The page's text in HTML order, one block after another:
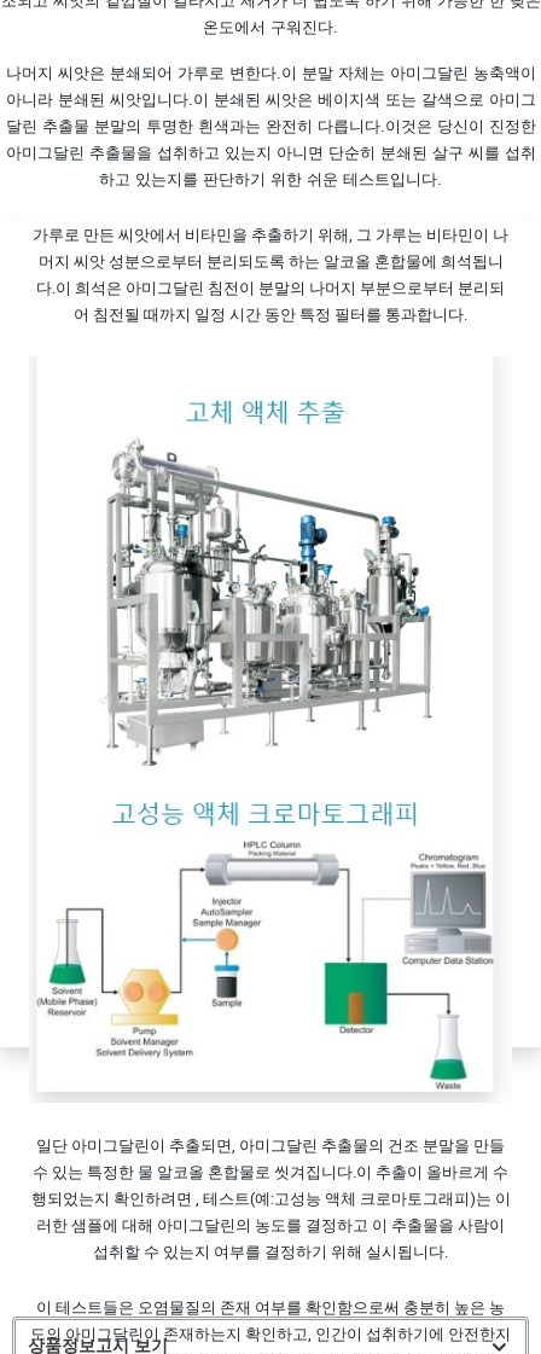
온도에서 구워진다.
나머지 씨앗은 분쇄되어 가루로 변한다. 이 분말 자체는 아미그달린 농축액이
아니라 분쇄된 씨앗입니다. 이 분쇄된 씨앗은 베이지색 또는 갈색으로 아미그
달린 추출물 분말의 투명한 흰색과는 완전히 다릅니다. 이것은 당신이 진정한
아미그달린 추출물을 섭취하고 있는지 아니면 단순히 분쇄된 살구 씨를 섭취
하고 있는지를 판단하기 위한 쉬운 테스트입니다.
가루로 만든 씨앗에서 비타민을 추출하기 위해, 그 가루는 비타민이 나
머지 씨앗 성분으로부터 분리되도록 하는 알코올 혼합물에 희석됩니
다. 이 희석은 아미그달린 침전이 분말의 나머지 부분으로부터 분리되
어 침전될 때까지 일정 시간 동안 특정 필터를 통과합니다.
일단 아미그달린이 추출되면, 아미그달린 추출물의 건조 분말을 만들
수 있는 특정한 물 알코올 혼합물로 씻겨집니다. 이 추출이 올바르게 수
행되었는지 확인하려면 , 테스트(예:고성능 액체 크로마토그래피)는 이
러한 샘플에 대해 아미그달린의 농도를 결정하고 이 추출물을 사람이
섭취할 수 있는지 여부를 결정하기 위해 실시됩니다.
이 테스트들은 오염물질의 존재 여부를 확인함으로써 충분히 높은 농
도의 아미그달린이 존재하는지 확인하고, 인간이 섭취하기에 안전한지
상품정보고시 보기